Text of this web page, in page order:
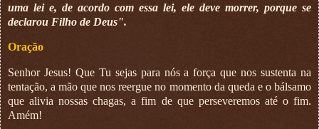
uma lei e, de acordo com essa lei, ele deve morrer, porque se
declarou Filho de Deus".
Oração
Senhor Jesus! Que Tu sejas para nós a força que nos sustenta na
tentação, a mão que nos reergue no momento da queda e o bálsamo
que alivia nossas chagas, a fim de que perseveremos até o fim.
Amém!